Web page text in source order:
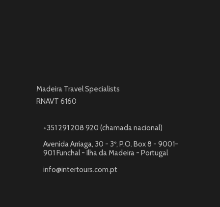
Madeira Travel Specialists
RNAVT 6160
+351 291 208 920 (chamada nacional)
Avenida Arriaga, 30 - 3º, P.O. Box 8 - 9001-
901 Funchal - Ilha da Madeira - Portugal
info@intertours.com.pt